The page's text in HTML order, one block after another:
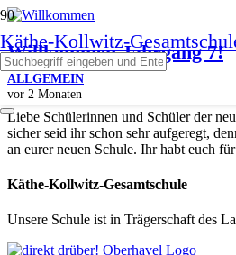
Käthe-Kollwitz-
Willkommen Jahrgang 7!
ALLGEMEIN
vor 2 Monaten
Liebe Schülerinnen und Schüler der
sicher seid ihr schon sehr aufgeregt,
an eurer neuen Schule. Ihr habt euch
Käthe-Kollwitz-Gesamtschule
Unsere Schule ist in Trägerschaft des